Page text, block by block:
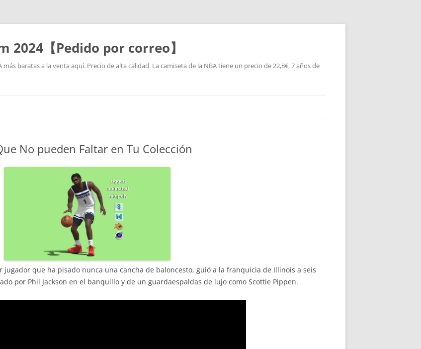
2024【Pedido por correo】
baratas a la venta aquí. Precio de alta calidad. La camiseta de la NBA tiene un precio de 22,8€, 7 años de
No pueden Faltar en Tu Colección
jugador que ha pisado nunca una cancha de baloncesto, guió a la franquicia de Illinois a seis
por Phil Jackson en el banquillo y de un guardaespaldas de lujo como Scottie Pippen.